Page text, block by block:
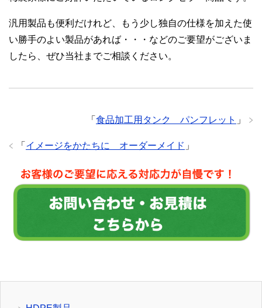
汎用製品も便利だけれど、もう少し独自の仕様を加えた使
い勝手のよい製品があれば・・・などのご要望がございま
したら、ぜひ当社までご相談ください。
「 食品加工用タンク パンフレット 」
「 イメージをかたちに オーダーメイド 」